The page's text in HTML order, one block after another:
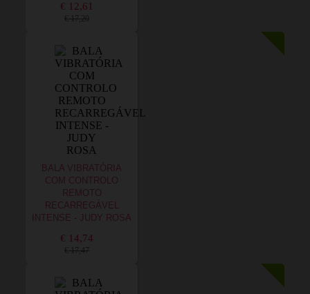
€ 12,61
€ 17,20
BALA VIBRATÓRIA
COM CONTROLO
REMOTO
RECARREGÁVEL
INTENSE - JUDY ROSA
€ 14,74
€ 17,47